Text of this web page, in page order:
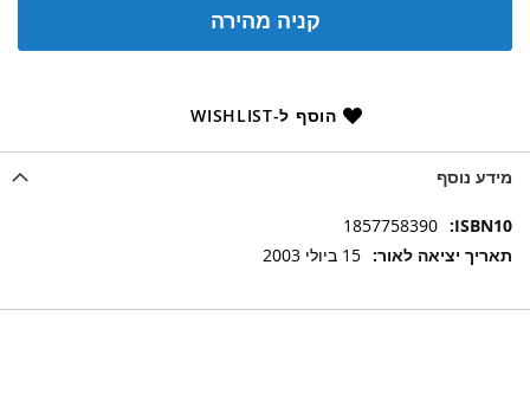
קניה מהירה
הוסף ל-WISHLIST
מידע נוסף
מידע
נוסף
1857758390
15 ביולי 2003